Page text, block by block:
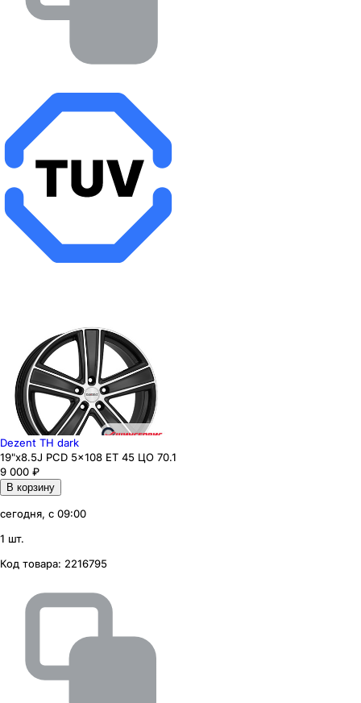
Dezent TH dark
19"x8.5J PCD 5x108 ЕТ 45 ЦО 70.1
9 000 ₽
В корзину
сегодня, с 09:00
1 шт.
Код товара: 2216795